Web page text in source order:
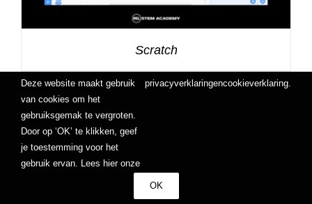
Scratch
Deze website maakt gebruik
van cookies om het
gebruiksgemak te vergroten.
Door op ‘OK’ te klikken, geef
je toestemming voor het
gebruik ervan. Lees hier onze
privacyverklaringencookieverklaring.
OK